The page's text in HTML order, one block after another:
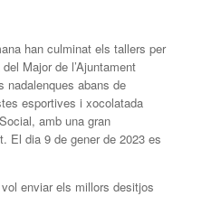
han culminat els tallers per
Major de l’Ajuntament
nadalenques abans de
esportives i xocolatada
amb una gran
El dia 9 de gener de 2023 es
enviar els millors desitjos